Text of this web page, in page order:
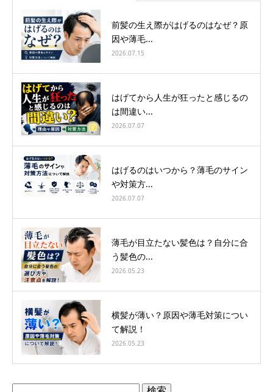
前髪の生え際がはげるのはなぜ？原
因や薄毛...
2026.07.15
はげてから人生が狂ったと感じるの
は間違い...
2026.07.07
はげるのはいつから？薄毛のサイン
や対策方...
2026.07.07
薄毛が目立たない髪色は？自分に合
う髪色の...
2026.05.23
横髪が薄い？原因や薄毛対策につい
て解説！
2026.05.23